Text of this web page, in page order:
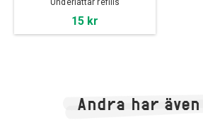
Underlättar refills
15 kr
Andra har